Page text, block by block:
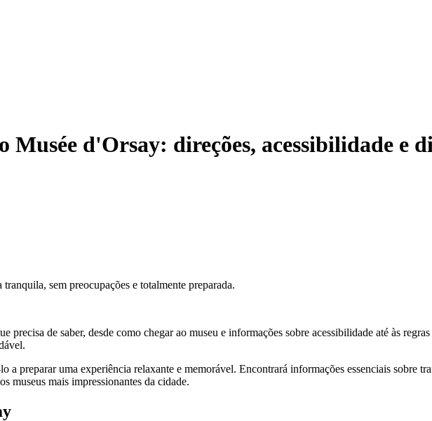
d'Orsay: direções, acessibilidade e
sem preocupações e totalmente preparada.
de saber, desde como chegar ao museu e informações sobre acessibilidade até às
a preparar uma experiência relaxante e memorável. Encontrará informações essenciais sobre
museus mais impressionantes da cidade.